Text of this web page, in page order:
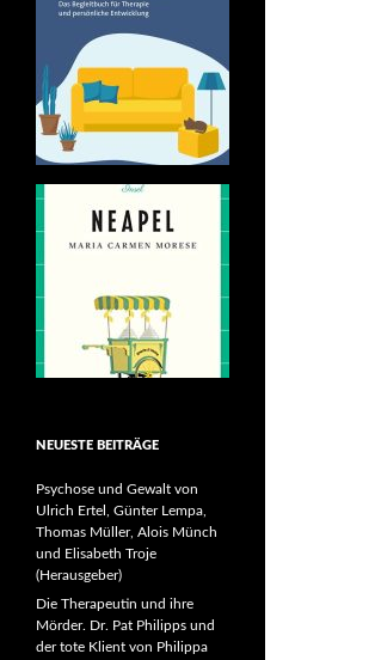
NEUESTE BEITRÄGE
Psychose und Gewalt von
Ulrich Ertel, Günter Lempa,
Thomas Müller, Alois Münch
und Elisabeth Troje
(Herausgeber)
Die Therapeutin und ihre
Mörder. Dr. Pat Philipps und
der tote Klient von Philippa